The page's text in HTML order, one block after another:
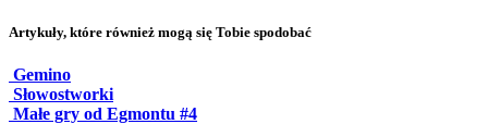
Artykuły, które również mogą się Tobie spodobać
Gemino
Słowostworki
Małe gry od Egmontu #4